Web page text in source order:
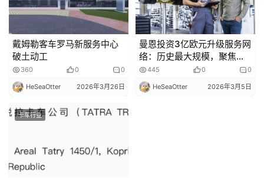
区
戴姆勒客车罗马新服务中心
破土动工
360 0 0
HeSeaOtter 2026年3月26日
曼恩投资3亿欧元升级服务网
络：历史最大规模，聚焦电
动化与数字化
445 0 0
HeSeaOtter 2026年3月5日
卡车行业